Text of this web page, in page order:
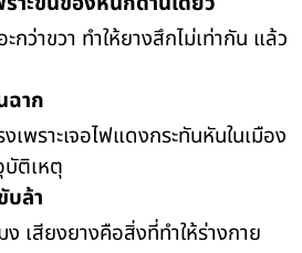
กว่าขวา ทำให้ยางสึกไม่เท่ากัน แล้ว
ฉาก
พราะเจอไฟแดงกระทันหันในเมือง
บัติเหตุ
บล้า
เสียงยางคือสิ่งที่ทำให้ร่างกาย